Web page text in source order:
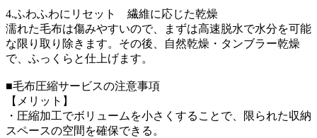
4.ふわふわにリセット 繊維に応じた乾燥
濡れた毛布は傷みやすいので、まずは高速脱水で水分を可能
な限り取り除きます。その後、自然乾燥・タンブラー乾燥
で、ふっくらと仕上げます。
■毛布圧縮サービスの注意事項
【メリット】
・圧縮加工でボリュームを小さくすることで、限られた収納
スペースの空間を確保できる。